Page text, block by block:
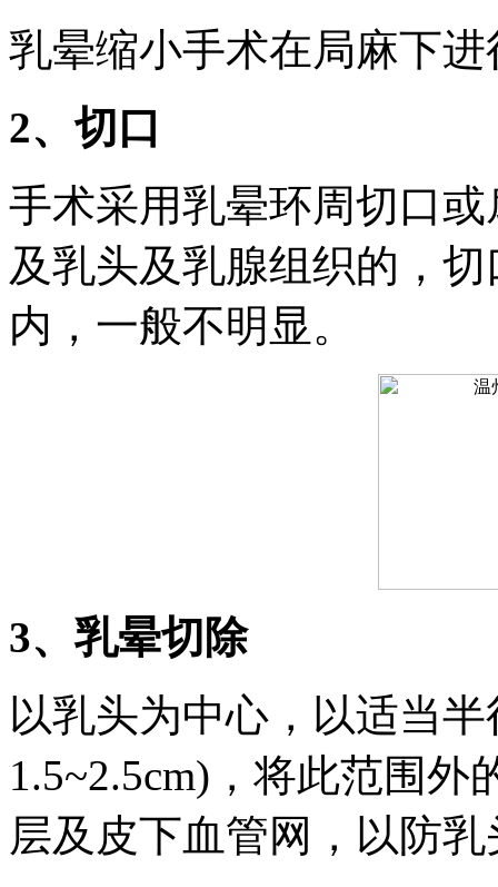
乳晕缩小手术在局麻下
2、切口
手术采用乳晕环周切口
及乳头及乳腺组织的，
内，一般不明显。
3、乳晕切除
以乳头为中心，以适当
1.5~2.5cm)，将此范围
层及皮下血管网，以防